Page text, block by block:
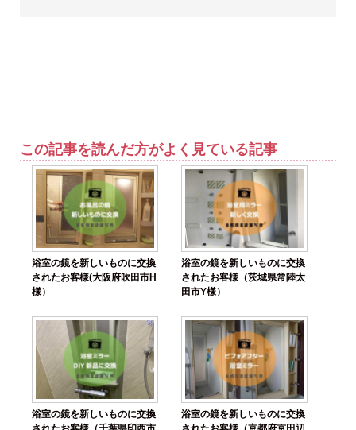
この記事を読んだ方がよく見ている記事
浴室の鏡を新しいものに交換
されたお客様(大阪府吹田市H
様）
浴室の鏡を新しいものに交換
されたお客様（茨城県常陸太
田市Y様）
浴室の鏡を新しいものに交換
浴室の鏡を新しいものに交換